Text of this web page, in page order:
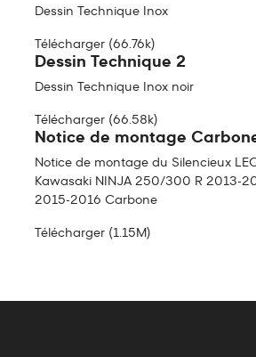
Dessin Technique Inox
Télécharger (66.76k)
Dessin Technique 2
Dessin Technique Inox noir
Télécharger (66.58k)
Notice de montage
Notice de montage du Silencieux
Kawasaki NINJA 250/300 R 2013-
2015-2016 Carbone
Télécharger (1.15M)